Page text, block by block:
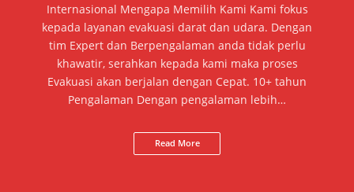
Internasional Mengapa Memilih Kami Kami fokus
kepada layanan evakuasi darat dan udara. Dengan
tim Expert dan Berpengalaman anda tidak perlu
khawatir, serahkan kepada kami maka proses
Evakuasi akan berjalan dengan Cepat. 10+ tahun
Pengalaman Dengan pengalaman lebih…
Read More